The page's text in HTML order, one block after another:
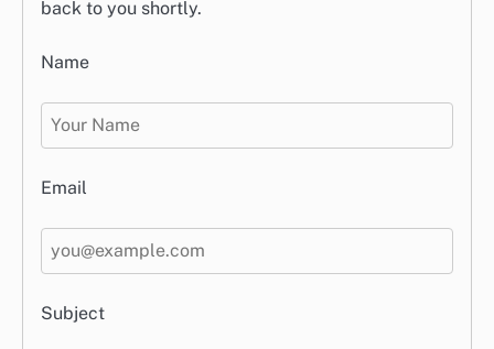
back to you shortly.
Name
Email
Subject